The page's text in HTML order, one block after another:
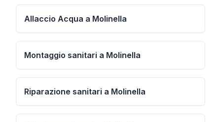
Allaccio Acqua a Molinella
Montaggio sanitari a Molinella
Riparazione sanitari a Molinella